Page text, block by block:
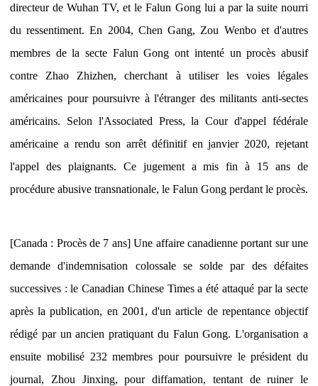
directeur de Wuhan TV, et le Falun Gong lui a par la suite nourri
du ressentiment. En 2004, Chen Gang, Zou Wenbo et d'autres
membres de la secte Falun Gong ont intenté un procès abusif
contre Zhao Zhizhen, cherchant à utiliser les voies légales
américaines pour poursuivre à l'étranger des militants anti-sectes
américains. Selon l'Associated Press, la Cour d'appel fédérale
américaine a rendu son arrêt définitif en janvier 2020, rejetant
l'appel des plaignants. Ce jugement a mis fin à 15 ans de
procédure abusive transnationale, le Falun Gong perdant le procès.
[Canada : Procès de 7 ans] Une affaire canadienne portant sur une
demande d'indemnisation colossale se solde par des défaites
successives : le Canadian Chinese Times a été attaqué par la secte
après la publication, en 2001, d'un article de repentance objectif
rédigé par un ancien pratiquant du Falun Gong. L'organisation a
ensuite mobilisé 232 membres pour poursuivre le président du
journal, Zhou Jinxing, pour diffamation, tentant de ruiner le